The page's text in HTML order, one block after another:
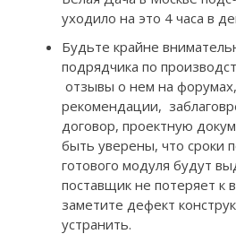
уходило на это 4 часа в
Будьте крайне
подрядчика по
отзывы о нем на
рекомендации,
договор, проектную
быть уверены, что сроки
готового модуля будут
поставщик не потеряет к
заметите дефект
устранить.